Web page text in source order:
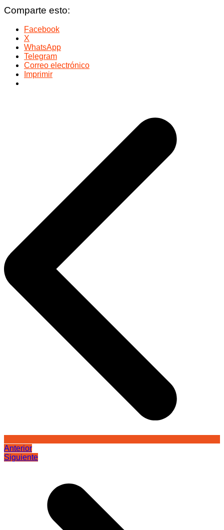
Comparte esto:
Facebook
X
WhatsApp
Telegram
Correo electrónico
Imprimir
Anterior
Siguiente